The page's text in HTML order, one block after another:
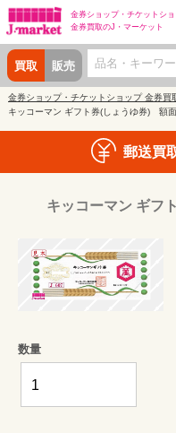
金券ショップ・ チケットシ
金券買取のJ・マーケット
買取 販売
金券ショップ・チケットショップ 金券買
キッコーマン ギフト券(しょうゆ券) 額
郵送買
キッコーマン ギフ
数量